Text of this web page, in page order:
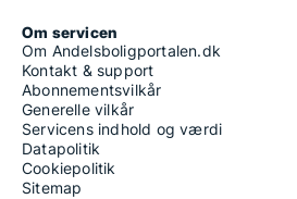
Om servicen
Om Andelsboligportalen.dk
Kontakt & support
Abonnementsvilkår
Generelle vilkår
Servicens indhold og værdi
Datapolitik
Cookiepolitik
Sitemap